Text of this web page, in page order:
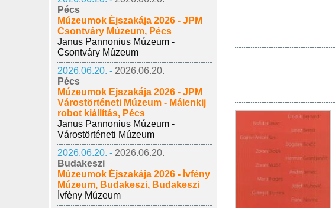
Pécs
Múzeumok Éjszakája 2026 - JPM
Csontváry Múzeum, Pécs
Janus Pannonius Múzeum -
Csontváry Múzeum
2026.06.20. - 2026.06.20.
Pécs
Múzeumok Éjszakája 2026 - JPM
Várostörténeti Múzeum - Málenkij
robot kiállítás, Pécs
Janus Pannonius Múzeum -
Várostörténeti Múzeum
2026.06.20. - 2026.06.20.
Budakeszi
Múzeumok Éjszakája 2026 - Ívfény
Múzeum, Budakeszi, Budakeszi
Ívfény Múzeum